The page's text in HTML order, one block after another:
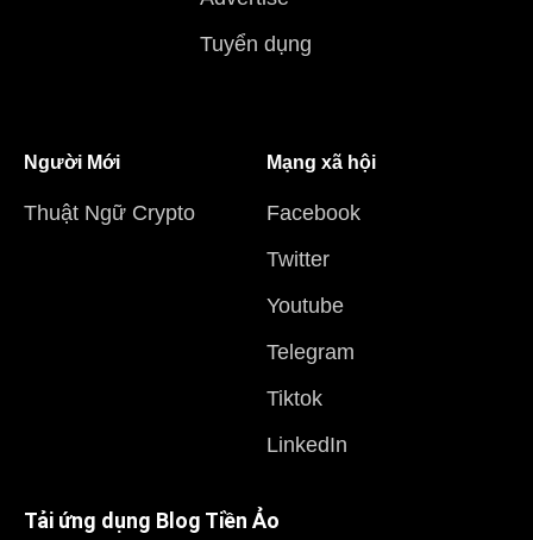
Tuyển dụng
Người Mới
Thuật Ngữ Crypto
Mạng xã hội
Facebook
Twitter
Youtube
Telegram
Tiktok
LinkedIn
Tải ứng dụng Blog Tiền Ảo